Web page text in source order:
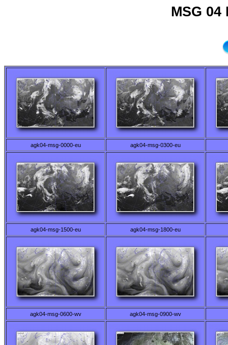
MSG 04
agk04-msg-0000-eu agk04-msg-0300-eu
agk04-msg-1500-eu agk04-msg-1800-eu
agk04-msg-0600-wv agk04-msg-0900-wv